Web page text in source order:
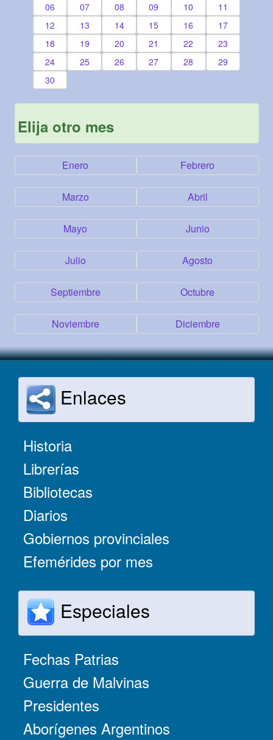
06
07 08 09 10
11
12
13 14 15 16
17
18
19 20 21 22
23
24
25 26 27 28
29
30
Elija otro mes
Enero Febrero
Marzo Abril
Mayo Junio
Julio Agosto
Septiembre Octubre
Noviembre Diciembre
Enlaces
Historia
Librerías
Bibliotecas
Diarios
Gobiernos provinciales
Efemérides por mes
Especiales
Fechas Patrias
Guerra de Malvinas
Presidentes
Aborígenes Argentinos